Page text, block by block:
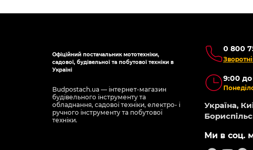
Офіційний постачальник мототехніки,
садової, будівельної та побутової техніки в
Україні
Budpostach.ua — інтернет-магазин
будівельного інструменту та
обладнання, садової техніки, електро- і
ручного інструменту та побутової
техніки.
0 800
9:00 до
Україна,
Ми в соц.